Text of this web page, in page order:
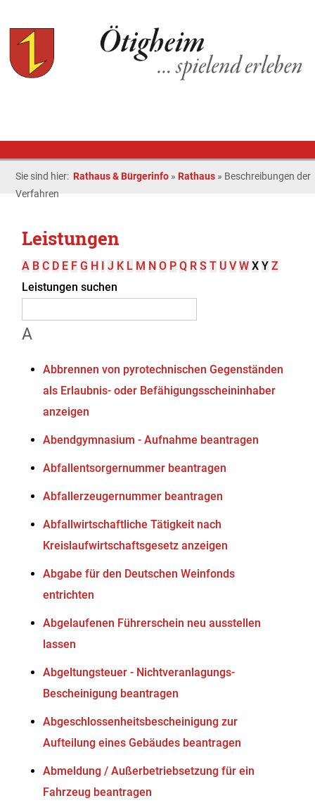
Sie sind hier: Rathaus & Bürgerinfo » Rathaus » Beschreibungen der
Verfahren
Leistungen
A B C D E F G H I J K L M N O P Q R S T U V W X Y Z
Leistungen suchen
A
Abbrennen von pyrotechnischen Gegenständen
als Erlaubnis- oder Befähigungsscheininhaber
anzeigen
Abendgymnasium - Aufnahme beantragen
Abfallentsorgernummer beantragen
Abfallerzeugernummer beantragen
Abfallwirtschaftliche Tätigkeit nach
Kreislaufwirtschaftsgesetz anzeigen
Abgabe für den Deutschen Weinfonds
entrichten
Abgelaufenen Führerschein neu ausstellen
lassen
Abgeltungsteuer - Nichtveranlagungs-
Bescheinigung beantragen
Abgeschlossenheitsbescheinigung zur
Aufteilung eines Gebäudes beantragen
Abmeldung / Außerbetriebsetzung für ein
Fahrzeug beantragen